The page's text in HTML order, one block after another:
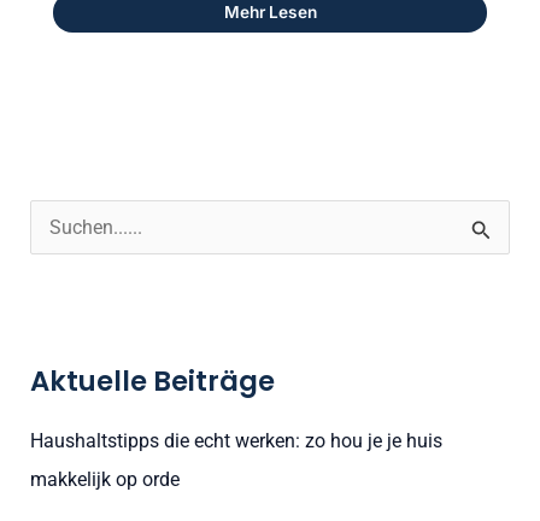
Mehr Lesen
e
Aktuelle Beiträge
Haushaltstipps die echt werken: zo hou je je huis
makkelijk op orde